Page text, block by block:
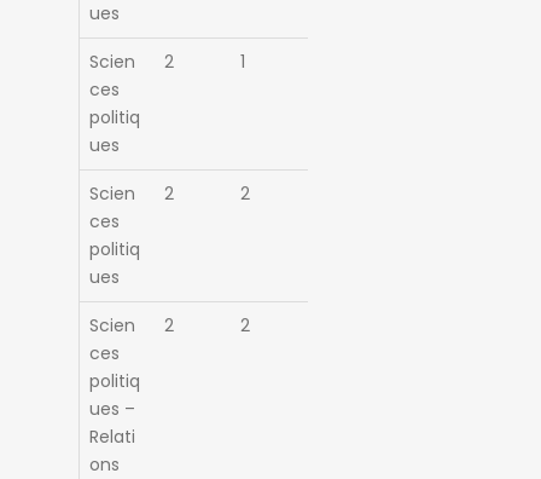
ues
Scien
ces
politiq
ues
2 1
Scien
ces
politiq
ues
2 2
Scien
ces
politiq
ues –
Relati
ons
2 2